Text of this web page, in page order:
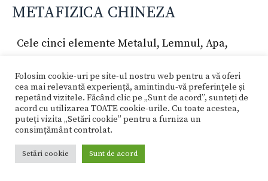
METAFIZICA CHINEZA
Cele cinci elemente Metalul, Lemnul, Apa,
subliniem că muzica chineză are cinci chei nu
şapte ca cea occidentală, fiecăreia dintre ele
fiindu-i atribuit un element. Este important să
reţinem ce organe şi simţuri, ce culori sau
anotimpuri îi revin fiecărui element, pentru că
Folosim cookie-uri pe site-ul nostru web pentru a vă oferi
cea mai relevantă experiență, amintindu-vă preferințele și
repetând vizitele. Făcând clic pe „Sunt de acord”, sunteți de
acord cu utilizarea TOATE cookie-urile. Cu toate acestea,
puteți vizita „Setări cookie” pentru a furniza un
consimțământ controlat.
Setări cookie Sunt de acord